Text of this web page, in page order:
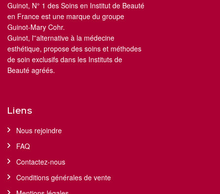
Guinot, N° 1 des Soins en Institut de Beauté
en France est une marque du groupe
Guinot-Mary Cohr.
Guinot, l''alternative à la médecine
esthétique, propose des soins et méthodes
de soin exclusifs dans les Instituts de
Beauté agréés.
Liens
Nous rejoindre
FAQ
Contactez-nous
Conditions générales de vente